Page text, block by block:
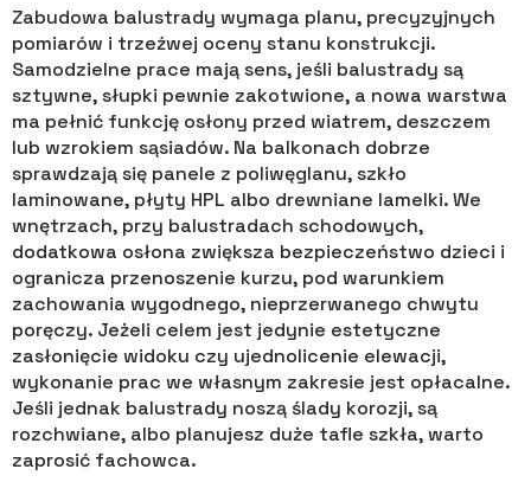
Zabudowa balustrady wymaga planu, precyzyjnych
pomiarów i trzeźwej oceny stanu konstrukcji.
Samodzielne prace mają sens, jeśli balustrady są
sztywne, słupki pewnie zakotwione, a nowa warstwa
ma pełnić funkcję osłony przed wiatrem, deszczem
lub wzrokiem sąsiadów. Na balkonach dobrze
sprawdzają się panele z poliwęglanu, szkło
laminowane, płyty HPL albo drewniane lamelki. We
wnętrzach, przy balustradach schodowych,
dodatkowa osłona zwiększa bezpieczeństwo dzieci i
ogranicza przenoszenie kurzu, pod warunkiem
zachowania wygodnego, nieprzerwanego chwytu
poręczy. Jeżeli celem jest jedynie estetyczne
zasłonięcie widoku czy ujednolicenie elewacji,
wykonanie prac we własnym zakresie jest opłacalne.
Jeśli jednak balustrady noszą ślady korozji, są
rozchwiane, albo planujesz duże tafle szkła, warto
zaprosić fachowca.